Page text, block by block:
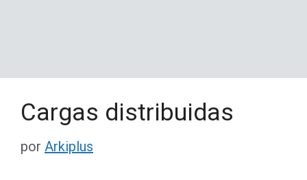
Cargas distribuidas
por Arkiplus